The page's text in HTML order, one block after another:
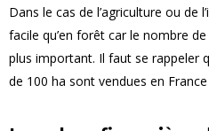
Dans le cas de l’agriculture ou de
facile qu’en forêt car le nombre
plus important. Il faut se rappeler
de 100 ha sont vendues en